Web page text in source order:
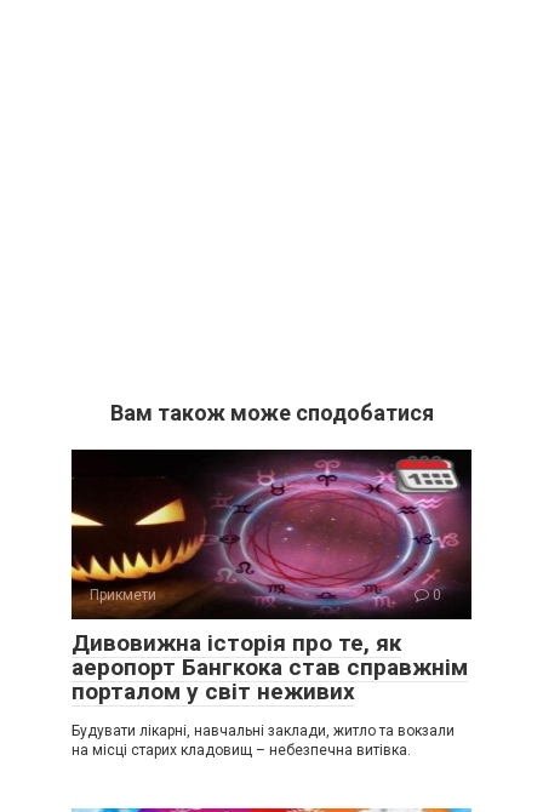
Вам також може сподобатися
Прикмети 0
Дивовижна історія про те, як
аеропорт Бангкока став справжнім
порталом у світ неживих
Будувати лікарні, навчальні заклади, житло та вокзали
на місці старих кладовищ – небезпечна витівка.